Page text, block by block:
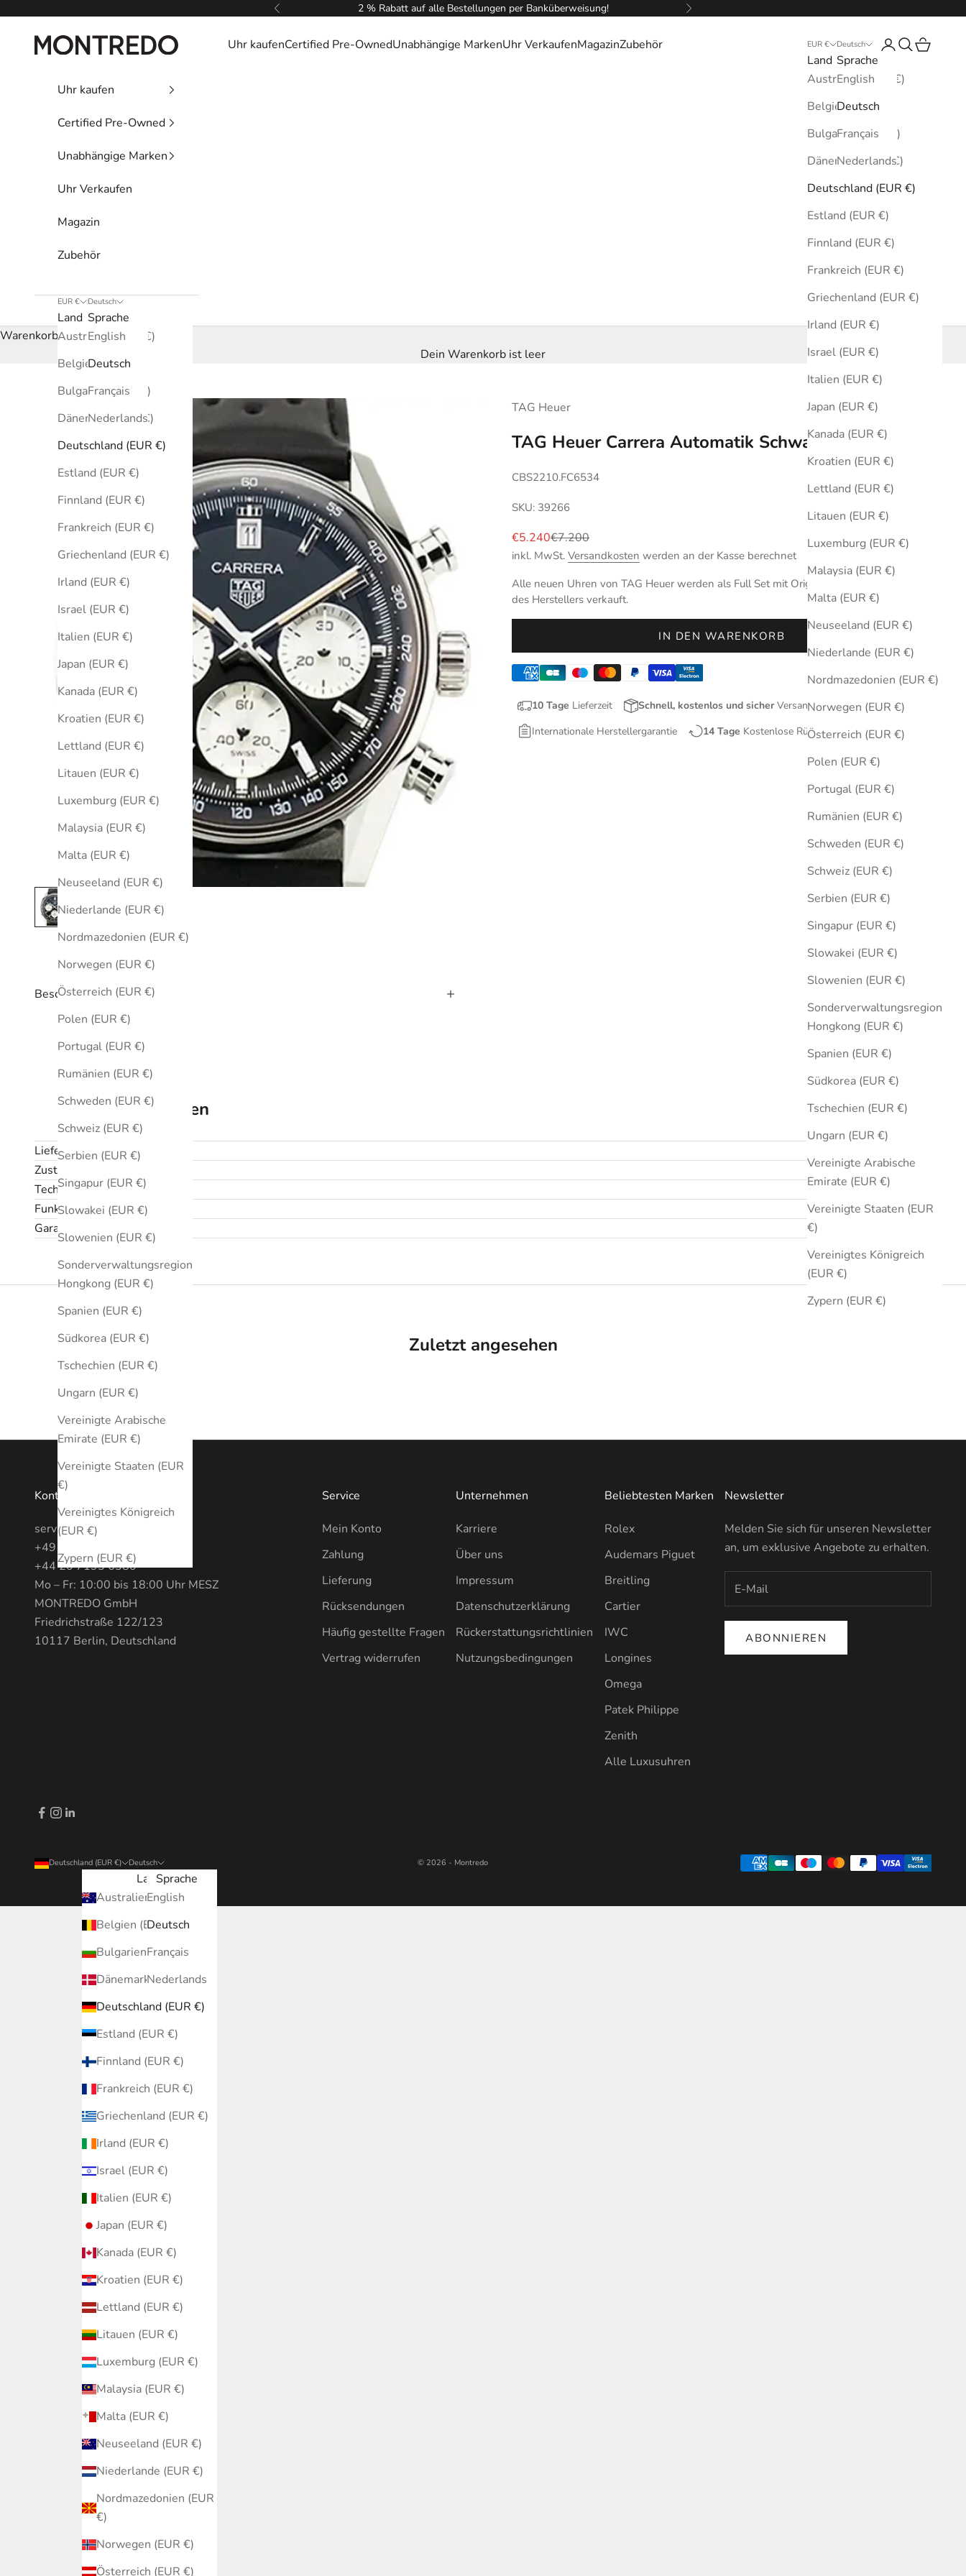
Zurück 2 % Rabatt auf alle Bestellungen per Banküberweisung! Vor
Montredo Uhr kaufenCertified Pre-OwnedUnabhängige MarkenUhr VerkaufenMagazinZubehör EUR €
Land
Australien (EUR €)
Belgien (EUR €)
Bulgarien (EUR €)
Dänemark (EUR €)
Deutschland (EUR €)
Estland (EUR €)
Finnland (EUR €)
Frankreich (EUR €)
Griechenland (EUR €)
Irland (EUR €)
Israel (EUR €)
Italien (EUR €)
Japan (EUR €)
Kanada (EUR €)
Kroatien (EUR €)
Lettland (EUR €)
Litauen (EUR €)
Luxemburg (EUR €)
Malaysia (EUR €)
Malta (EUR €)
Neuseeland (EUR €)
Niederlande (EUR €)
Nordmazedonien (EUR €)
Norwegen (EUR €)
Österreich (EUR €)
Polen (EUR €)
Portugal (EUR €)
Rumänien (EUR €)
Schweden (EUR €)
Schweiz (EUR €)
Serbien (EUR €)
Singapur (EUR €)
Slowakei (EUR €)
Slowenien (EUR €)
Sonderverwaltungsregion
Hongkong (EUR €)
Spanien (EUR €)
Südkorea (EUR €)
Tschechien (EUR €)
Ungarn (EUR €)
Vereinigte Arabische
Emirate (EUR €)
Vereinigte Staaten (EUR
€)
Vereinigtes Königreich
(EUR €)
Zypern (EUR €)
Deutsch
Sprache
English
Deutsch
Français
Nederlands
Anmelden
Suchen
Uhr kaufen
Certified Pre-Owned
Unabhängige Marken
Uhr Verkaufen
Magazin
Zubehör
EUR €
Land
Australien (EUR €)
Belgien (EUR €)
Bulgarien (EUR €)
Dänemark (EUR €)
Deutschland (EUR €)
Estland (EUR €)
Finnland (EUR €)
Frankreich (EUR €)
Griechenland (EUR €)
Irland (EUR €)
Israel (EUR €)
Italien (EUR €)
Japan (EUR €)
Kanada (EUR €)
Kroatien (EUR €)
Lettland (EUR €)
Litauen (EUR €)
Luxemburg (EUR €)
Malaysia (EUR €)
Malta (EUR €)
Neuseeland (EUR €)
Niederlande (EUR €)
Nordmazedonien (EUR €)
Norwegen (EUR €)
Österreich (EUR €)
Polen (EUR €)
Portugal (EUR €)
Rumänien (EUR €)
Schweden (EUR €)
Schweiz (EUR €)
Serbien (EUR €)
Singapur (EUR €)
Slowakei (EUR €)
Slowenien (EUR €)
Sonderverwaltungsregion
Hongkong (EUR €)
Spanien (EUR €)
Südkorea (EUR €)
Tschechien (EUR €)
Ungarn (EUR €)
Vereinigte Arabische
Emirate (EUR €)
Vereinigte Staaten (EUR
€)
Vereinigtes Königreich
(EUR €)
Zypern (EUR €)
Deutsch
Sprache
English
Deutsch
Français
Nederlands
Warenkorb
Dein Warenkorb ist leer
TAG Heuer
TAG Heuer Carrera Automatik Schwarz 39 mm
CBS2210.FC6534
SKU: 39266
Angebot
€5.240Regulärer Preis
€7.200
inkl. MwSt. Versandkosten werden an der Kasse berechnet
Alle neuen Uhren von TAG Heuer werden als Full Set mit Originalbox und Zertifikat
des Herstellers verkauft.
IN DEN WARENKORB
10 Tage Lieferzeit Schnell, kostenlos und sicherVersand
Internationale Herstellergarantie
14 Tage Kostenlose Rücksendungen
Beschreibung
Technische Daten
Lieferumfang
Zustand
Technische Daten
Funktionen
Garantie und Rückgabe
Zuletzt angesehen
Kontakt
service@MONTREDO.com
+49 (0) 3028886470
+44 20 7193 6380
Mo – Fr: 10:00 bis 18:00 Uhr MESZ
MONTREDO GmbH
Friedrichstraße 122/123
10117 Berlin, Deutschland
Service
Mein Konto
Zahlung
Lieferung
Rücksendungen
Häufig gestellte Fragen
Vertrag widerrufen
Unternehmen
Karriere
Über uns
Impressum
Datenschutzerklärung
Rückerstattungsrichtlinien
Nutzungsbedingungen
Beliebtesten Marken
Rolex
Audemars Piguet
Breitling
Cartier
IWC
Longines
Omega
Patek Philippe
Zenith
Alle Luxusuhren
Newsletter
Melden Sie sich für unseren Newsletter
an, um exklusive Angebote zu erhalten.
ABONNIEREN
Deutschland (EUR €)
Land
Australien (EUR €)
Belgien (EUR €)
Bulgarien (EUR €)
Dänemark (EUR €)
Deutschland (EUR €)
Estland (EUR €)
Finnland (EUR €)
Frankreich (EUR €)
Griechenland (EUR €)
Irland (EUR €)
Israel (EUR €)
Italien (EUR €)
Japan (EUR €)
Kanada (EUR €)
Kroatien (EUR €)
Lettland (EUR €)
Litauen (EUR €)
Luxemburg (EUR €)
Malaysia (EUR €)
Malta (EUR €)
Neuseeland (EUR €)
Niederlande (EUR €)
Nordmazedonien (EUR
€)
Norwegen (EUR €)
Österreich (EUR €)
Deutsch
Sprache
English
Deutsch
Français
Nederlands
© 2026 - Montredo